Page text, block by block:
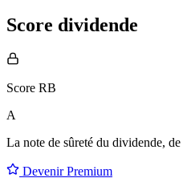
Score dividende
Score RB
A
La note de sûreté du dividende, de
Devenir Premium